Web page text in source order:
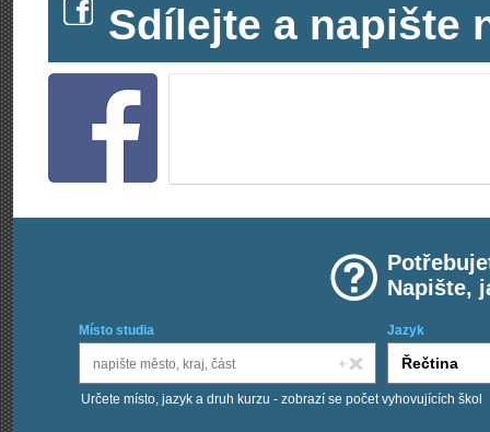
Sdílejte a napište
Napište,
Místo studia Jazyk
Určete místo, jazyk a druh kurzu - zobrazí se počet vyhovujících škol